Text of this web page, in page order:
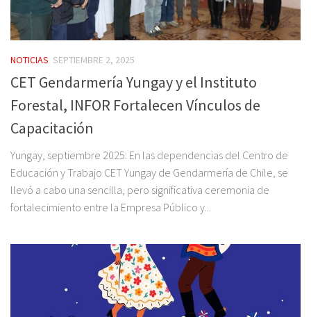
NOTICIAS SEPTIEMBRE 2, 2025
CET Gendarmería Yungay y el Instituto
Forestal, INFOR Fortalecen Vínculos de
Capacitación
Yungay, septiembre 2025: En las dependencias del Centro de
Educación y Trabajo CET Yungay de Gendarmería de Chile, se
llevó a cabo una sencilla, pero significativa ceremonia de
fortalecimiento entre la Empresa Público y...